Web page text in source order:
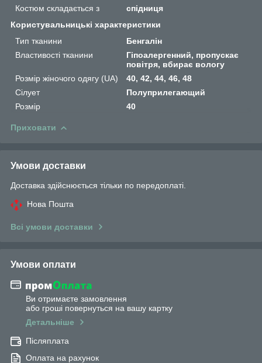
Костюм складається з
спідниця
Користувальницькі характеристики
Тип тканини
Бенгалін
Властивості тканини
Гіпоалергенний, пропускає
повітря, вбирає вологу
Розмір жіночого одягу (UA)
40, 42, 44, 46, 48
Сілует
Полуприлегающий
Розмір
40
Приховати
Умови доставки
Доставка здійснюється тільки по передоплаті.
Нова Пошта
Всі умови доставки
Умови оплати
Ви отримаєте замовлення
або гроші повернуться на вашу картку
Детальніше
Післяплата
Оплата на рахунок